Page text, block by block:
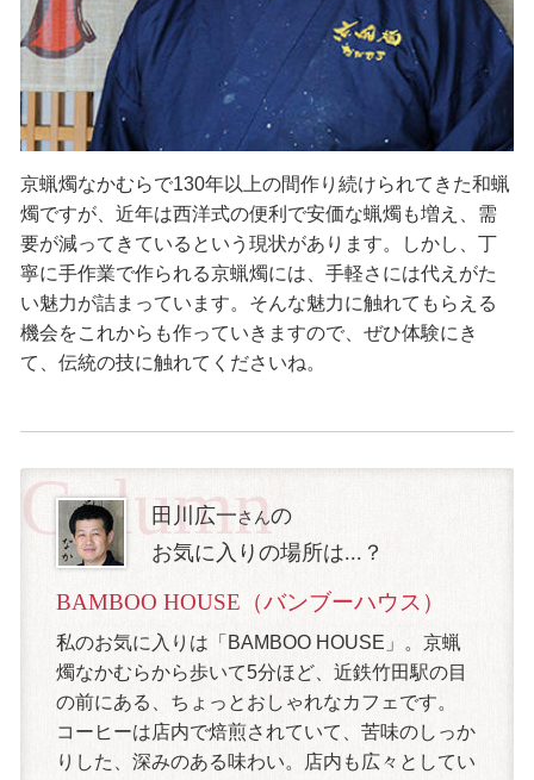
京蝋燭なかむらで130年以上の間作り続けられてきた和蝋
燭ですが、近年は西洋式の便利で安価な蝋燭も増え、需
要が減ってきているという現状があります。しかし、丁
寧に手作業で作られる京蝋燭には、手軽さには代えがた
い魅力が詰まっています。そんな魅力に触れてもらえる
機会をこれからも作っていきますので、ぜひ体験にき
て、伝統の技に触れてくださいね。
Column
田川広一 さんの
お気に入りの場所は...？
BAMBOO HOUSE（バンブーハウス）
私のお気に入りは「BAMBOO HOUSE」。京蝋
燭なかむらから歩いて5分ほど、近鉄竹田駅の目
の前にある、ちょっとおしゃれなカフェです。
コーヒーは店内で焙煎されていて、苦味のしっか
りした、深みのある味わい。店内も広々としてい